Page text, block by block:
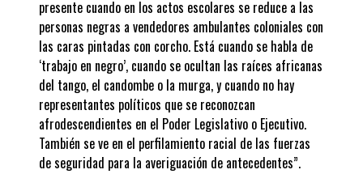
presente cuando en los actos escolares se reduce a las
personas negras a vendedores ambulantes coloniales con
las caras pintadas con corcho. Está cuando se habla de
‘trabajo en negro’, cuando se ocultan las raíces africanas
del tango, el candombe o la murga, y cuando no hay
representantes políticos que se reconozcan
afrodescendientes en el Poder Legislativo o Ejecutivo.
También se ve en el perfilamiento racial de las fuerzas
de seguridad para la averiguación de antecedentes”.